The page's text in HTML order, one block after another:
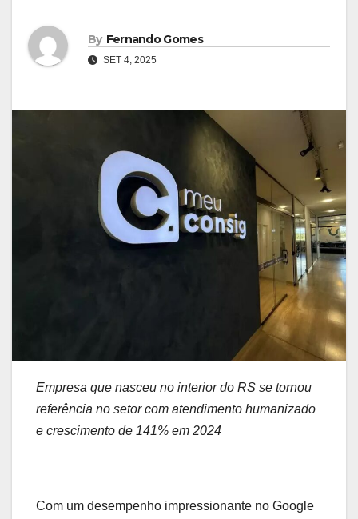
By Fernando Gomes
SET 4, 2025
Empresa que nasceu no interior do RS se tornou
referência no setor com atendimento humanizado
e crescimento de 141% em 2024
Com um desempenho impressionante no Google